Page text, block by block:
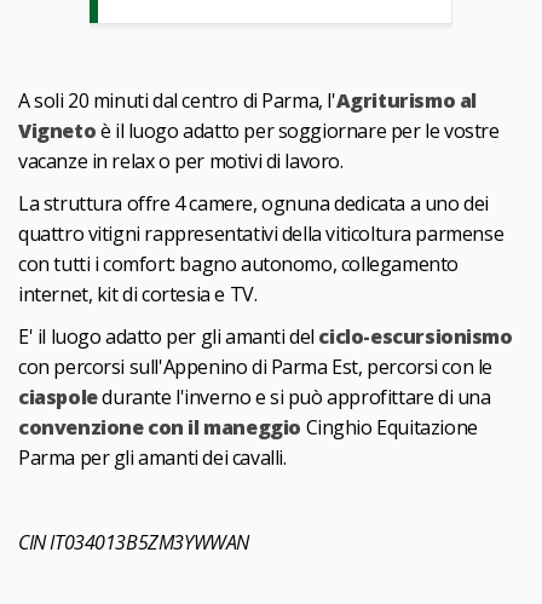
A soli 20 minuti dal centro di Parma, l'Agriturismo al
Vignetoè il luogo adatto per soggiornare per le vostre
vacanze in relax o per motivi di lavoro.
La struttura offre 4 camere, ognuna dedicata a uno dei
quattro vitigni rappresentativi della viticoltura parmense
con tutti i comfort: bagno autonomo, collegamento
internet, kit di cortesia e TV.
E' il luogo adatto per gli amanti del ciclo-escursionismo
con percorsi sull'Appenino di Parma Est, percorsi con le
ciaspoledurante l'inverno e si può approfittare di una
convenzione con il maneggio Cinghio Equitazione
Parma per gli amanti dei cavalli.
CIN IT034013B5ZM3YWWAN